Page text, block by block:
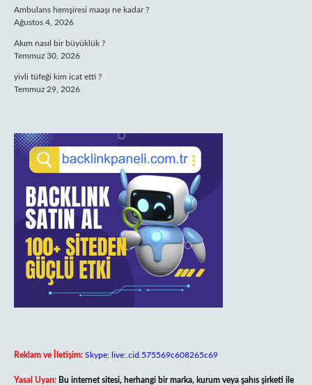
Ambulans hemşiresi maaşı ne kadar ?
Ağustos 4, 2026
Akım nasıl bir büyüklük ?
Temmuz 30, 2026
yivli tüfeği kim icat etti ?
Temmuz 29, 2026
Reklam ve İletişim: Skype: live:.cid.575569c608265c69
Yasal Uyarı: Bu internet sitesi, herhangi bir marka, kurum veya şahıs şirketi ile